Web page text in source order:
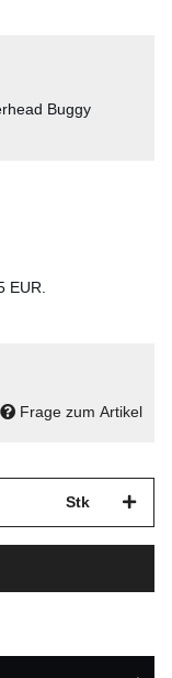
Buggy
EUR.
Frage zum Artikel
Stk